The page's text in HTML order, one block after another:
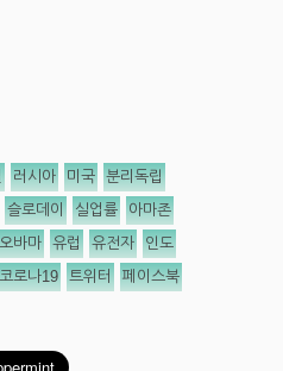
러시아 미국 분리독립
슬로데이 실업률 아마존
오바마 유럽 유전자 인도
코로나19 트위터 페이스북